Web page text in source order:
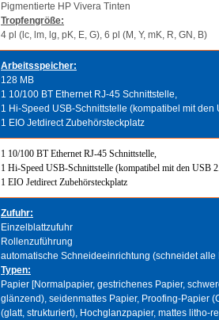
Pigmentierte HP Vivera Tinten
Tropfengröße:
4 pl (lc, lm, lg, pK, E, G), 6 pl (M, Y, mK, R, GN, B)
Arbeitsspeicher:
128 MB
1 10/100 BT Ethernet RJ-45 Schnittstelle,
1 Hi-Speed USB-Schnittstelle (kompatibel mit den
1 EIO Jetdirect Zubehörsteckplatz
1 10/100 BT Ethernet RJ-45 Schnittstelle,
1 Hi-Speed USB-Schnittstelle (kompatibel mit den USB
1 EIO Jetdirect Zubehörsteckplatz
Zufuhr:
Einzelblattzufuhr
Rollenzuführung
automatische Schneideeinrichtung (schneidet
Typen:
Papier [Normalpapier, gestrichenes Papier,
glänzend), seidenmattes Papier, Proofing-Papier
(glatt, strukturiert), Hochglanzpapier, mattes litho-